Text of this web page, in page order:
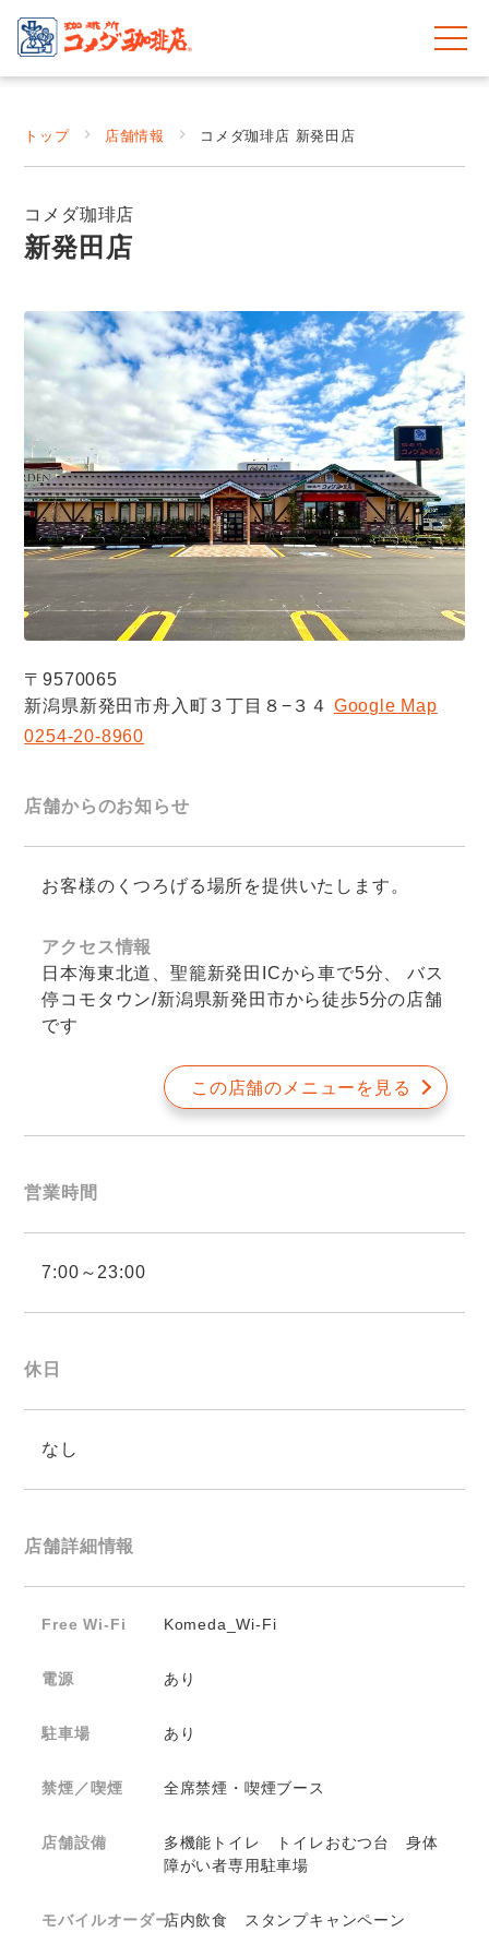
トップ 店舗情報 コメダ珈琲店 新発田店
コメダ珈琲店
新発田店
〒9570065
新潟県新発田市舟入町３丁目８−３４ Google Map
0254-20-8960
店舗からのお知らせ
お客様のくつろげる場所を提供いたします。
アクセス情報
日本海東北道、聖籠新発田ICから車で5分、 バス
停コモタウン/新潟県新発田市から徒歩5分の店舗
です
この店舗のメニューを見る
営業時間
7:00～23:00
休日
なし
店舗詳細情報
Free Wi-Fi Komeda_Wi-Fi
電源 あり
駐車場 あり
禁煙／喫煙 全席禁煙・喫煙ブース
店舗設備
多機能トイレ トイレおむつ台 身体
障がい者専用駐車場
モバイルオーダー店内飲食 スタンプキャンペーン